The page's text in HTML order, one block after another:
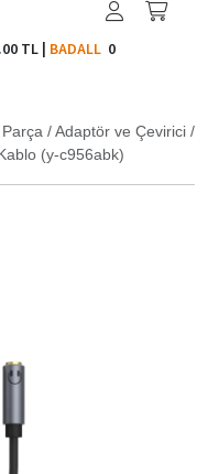
TL| BADALL0
/Adaptör ve Çevirici /
(y-c956abk)